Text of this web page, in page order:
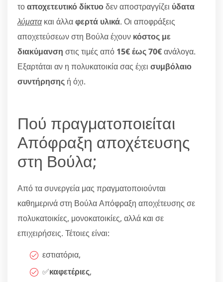
τοαποχετευτικό δίκτυοδεν αποστραγγίζει ύδατα
λύματακαι άλλαφερτά υλικά. Οι αποφράξεις
αποχετεύσεων στη Βούλα έχουν κόστος με
διακύμανση στις τιμές από 15€ έως 70€ανάλογα.
Εξαρτάται αν η πολυκατοικία σας έχει συμβόλαιο
συντήρησης ή όχι.
Πού πραγματοποιείται
Απόφραξη αποχέτευσης
στη Βούλα;
Από τα συνεργεία μας πραγματοποιούνται
καθημερινά στη Βούλα Απόφραξη αποχέτευσης σε
πολυκατοικίες, μονοκατοικίες, αλλά και σε
επιχειρήσεις. Τέτοιες είναι:
εστιατόρια,
✅καφετέριες,